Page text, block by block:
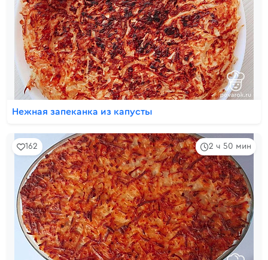
Нежная запеканка из капусты
2 ч 50 мин
162